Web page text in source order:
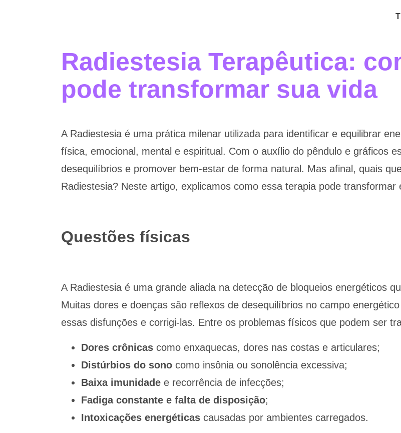
Radiestesia Terapêutica:
pode transformar sua vida
A Radiestesia é uma prática milenar utilizada para identificar e equilibrar
física, emocional, mental e espiritual. Com o auxílio do pêndulo e gráficos
desequilíbrios e promover bem-estar de forma natural. Mas afinal, quais
Radiestesia? Neste artigo, explicamos como essa terapia pode transformar
Questões físicas
A Radiestesia é uma grande aliada na detecção de bloqueios energéticos
Muitas dores e doenças são reflexos de desequilíbrios no campo
essas disfunções e corrigi-las. Entre os problemas físicos que podem ser
Dores crônicas como enxaquecas, dores nas costas e articulares;
Distúrbios do sono como insônia ou sonolência excessiva;
Baixa imunidade e recorrência de infecções;
Fadiga constante e falta de disposição;
Intoxicações energéticas causadas por ambientes carregados.